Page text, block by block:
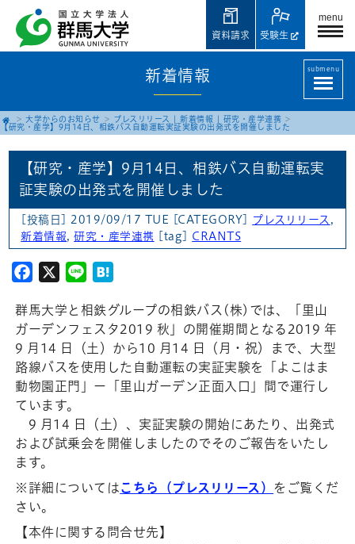
menu
受験生
資料請求
新着情報 submenu
大学からのお知らせ プレスリリース 新着情報
研究・産学連携
【研究・産学】9月14日、相鉄バス自動運転実証実験の出発式を開催しました
【研究・産学】9月14日、相鉄バス自動運転実
証実験の出発式を開催しました
[投稿日] 2019/09/17 TUE [CATEGORY] プレスリリース ,
新着情報,研究・産学連携 [tag] CRANTS
Facebook
X Line
群馬大学と相鉄グループの相鉄バス(株)では、「里山
ガーデンフェスタ2019 秋」の開催期間となる2019 年
9 月14 日（土）から10 月14 日（月・祝）まで、大型
路線バスを使用した自動運転の実証実験を「よこはま
動物園正門」ー「里山ガーデン正面入口」間で運行し
ています。
9 月14 日（土）、実証実験の開始にあたり、出発式
および試乗会を開催しましたのでそのご報告をいたし
ます。
※詳細についてはこちら（プレスリリース）
をご覧くだ
さい。
【本件に関する問合せ先】